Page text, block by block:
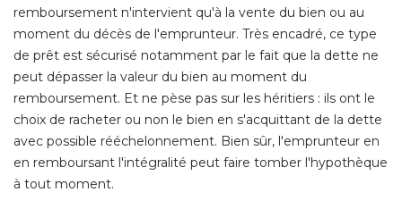
remboursement n'intervient qu'à la vente du bien ou au
moment du décès de l'emprunteur. Très encadré, ce type
de prêt est sécurisé notamment par le fait que la dette ne
peut dépasser la valeur du bien au moment du
remboursement. Et ne pèse pas sur les héritiers : ils ont le
choix de racheter ou non le bien en s'acquittant de la dette
avec possible rééchelonnement. Bien sûr, l'emprunteur en
en remboursant l'intégralité peut faire tomber l'hypothèque
à tout moment.